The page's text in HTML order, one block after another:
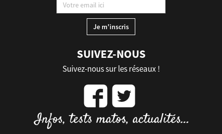
SUIVEZ-NOUS
Suivez-nous sur les réseaux !